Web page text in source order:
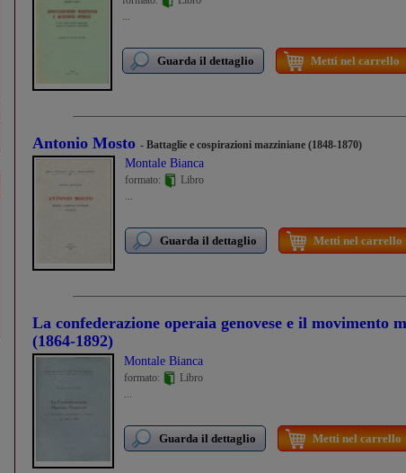
...
Guarda il dettaglio Metti nel carrello
Antonio Mosto - Battaglie e cospirazioni mazziniane (1848-1870)
Montale Bianca
formato:
Libro
...
Guarda il dettaglio Metti nel carrello
La confederazione operaia genovese e il movimento
(1864-1892)
Montale Bianca
formato:
Libro
...
Guarda il dettaglio Metti nel carrello